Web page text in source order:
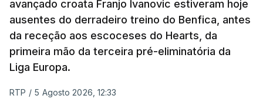
Luca Giaimi (UAE Emirates) e o russo Artem Nych
(Anicolor-Campicarn), vencedor das últimas duas
edições da Volta, terminaram na quarta e quinta
posições, respetivamente, a nove e 14 segundos.
Na quinta-feira, o pelotão vai percorrer os 157,1
avançado croata Franjo Ivanovic estiveram hoje
ausentes do derradeiro treino do Benfica, antes
da receção aos escoceses do Hearts, da
primeira mão da terceira pré-eliminatória da
Liga Europa.
RTP / 5 Agosto 2026, 12:33